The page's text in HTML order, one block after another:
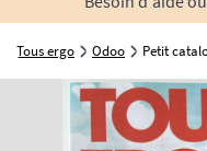
Tous ergo Odoo Petit